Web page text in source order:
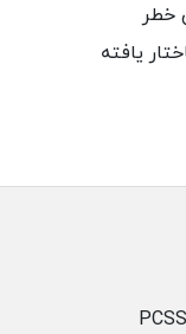
خطر
یافته